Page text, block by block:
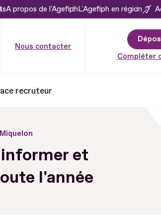
A propos de l'AgefiphL'Agefiph en région
Nous contacter
Compléter
recruteur
et
l'année